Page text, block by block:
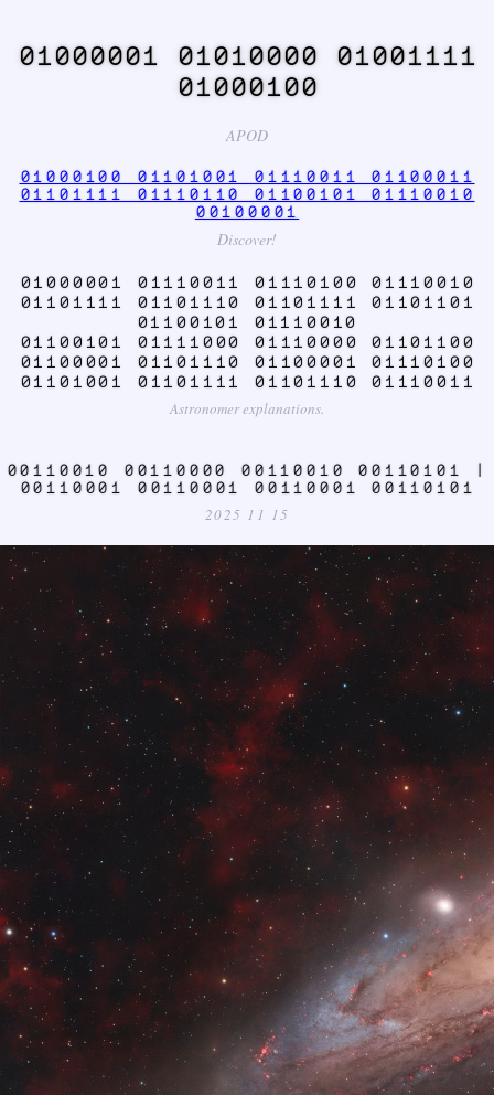
01000001 01010000 01001111
01000100
APOD
01000100 01101001 01110011 01100011
01101111 01110110 01100101 01110010
00100001
Discover!
01000001 01110011 01110100 01110010
01101111 01101110 01101111 01101101
01100101 01110010
01100101 01111000 01110000 01101100
01100001 01101110 01100001 01110100
01101001 01101111 01101110 01110011
Astronomer explanations.
00110010 00110000 00110010 00110101 |
00110001 00110001 00110001 00110101
2025 11 15